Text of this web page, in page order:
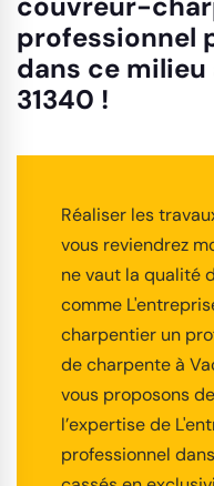
professionnel
dans ce milieu
31340 !
Réaliser les
vous reviendrez
ne vaut la qualité
comme
charpentier un
de charpente à
vous proposons
l’expertise de
professionnel